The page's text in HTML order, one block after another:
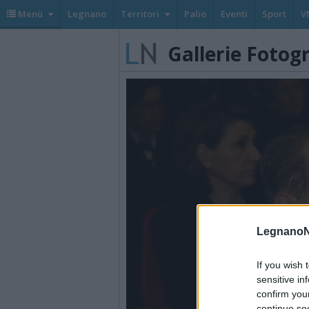
If you wish
sensitive
confirm
Menù Legnano Territori Palio Eventi Sport
Gallerie